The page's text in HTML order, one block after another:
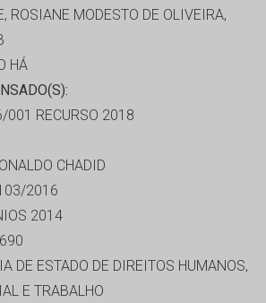
ROSIANE MODESTO DE OLIVEIRA,
HÁ
RECURSO 2018
CHADID
2016
2014
DE ESTADO DE DIREITOS HUMANOS,
E TRABALHO